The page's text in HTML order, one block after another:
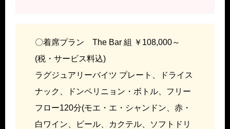
〇着席プラン The Bar 組 ￥108,000～
(税・サービス料込)
ラグジュアリーバイツ プレート、ドライス
ナック、ドンペリニョン・ボトル、フリー
フロー120分(モエ・エ・シャンドン、赤・
白ワイン、ビール、カクテル、ソフトドリ